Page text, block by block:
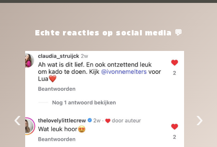
het waard.Echte reacties op social media 💬
‹ ›